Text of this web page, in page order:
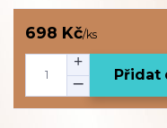
698 Kč/ks
Přidat